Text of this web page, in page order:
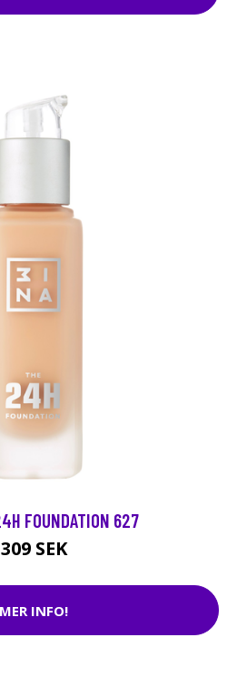
FOUNDATION 627
309 SEK
MER INFO!